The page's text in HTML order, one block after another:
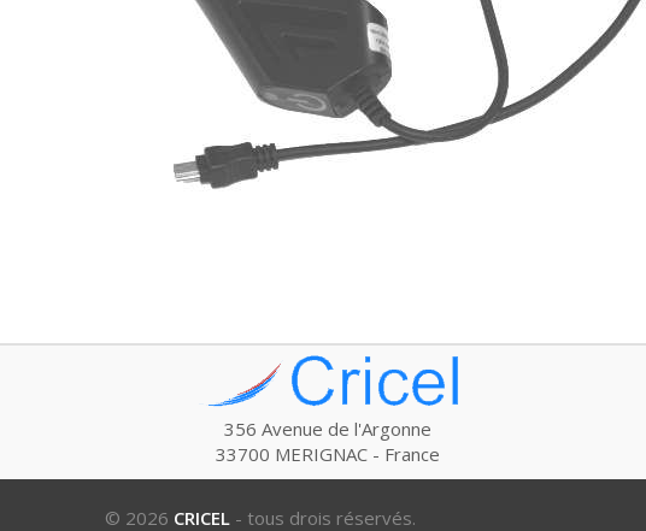
356 Avenue de l'Argonne
33700 MERIGNAC - France
© 2026 CRICEL - tous drois réservés.